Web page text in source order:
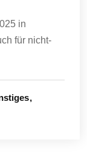
in
für nicht-